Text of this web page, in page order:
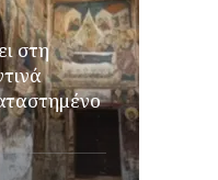
στη